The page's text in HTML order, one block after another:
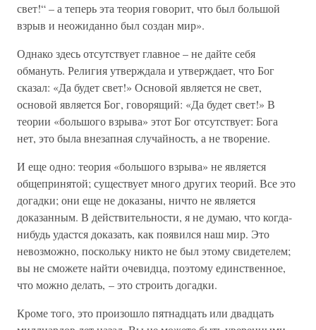
свет!“ – а теперь эта теория говорит, что был большой
взрыв и неожиданно был создан мир».
Однако здесь отсутствует главное – не дайте себя
обмануть. Религия утверждала и утверждает, что Бог
сказал: «Да будет свет!» Основой является не свет,
основой является Бог, говорящий: «Да будет свет!» В
теории «большого взрыва» этот Бог отсутствует: Бога
нет, это была внезапная случайность, а не творение.
И еще одно: теория «большого взрыва» не является
общепринятой; существует много других теорий. Все это
догадки; они еще не доказаны, ничто не является
доказанным. В действительности, я не думаю, что когда-
нибудь удастся доказать, как появился наш мир. Это
невозможно, поскольку никто не был этому свидетелем;
вы не сможете найти очевидца, поэтому единственное,
что можно делать, – это строить догадки.
Кроме того, это произошло пятнадцать или двадцать